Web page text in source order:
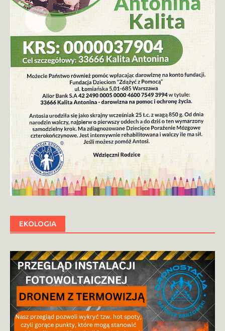
EKOLOGIA